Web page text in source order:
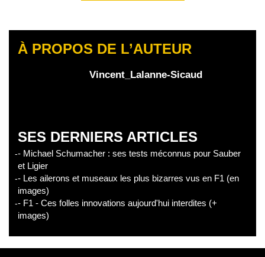
À PROPOS DE L’AUTEUR
Vincent_Lalanne-Sicaud
SES DERNIERS ARTICLES
- Michael Schumacher : ses tests méconnus pour Sauber
et Ligier
- Les ailerons et museaux les plus bizarres vus en F1 (en
images)
- F1 - Ces folles innovations aujourd'hui interdites (+
images)